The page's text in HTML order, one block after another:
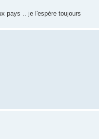
pays .. je l'espère toujours